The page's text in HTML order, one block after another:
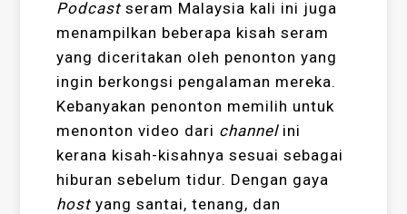
Podcastseram Malaysia kali ini juga
menampilkan beberapa kisah seram
yang diceritakan oleh penonton yang
ingin berkongsi pengalaman mereka.
Kebanyakan penonton memilih untuk
menonton video dari channelini
kerana kisah-kisahnya sesuai sebagai
hiburan sebelum tidur. Dengan gaya
host yang santai, tenang, dan